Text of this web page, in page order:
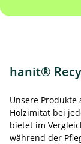
hanit®
Unsere
Holzimitat bei
bietet im
während der